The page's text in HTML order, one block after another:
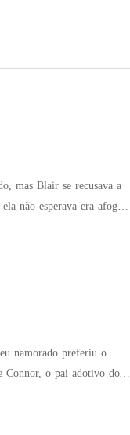
Já estou casada."
mas Blair se recusava a
namorado preferiu o